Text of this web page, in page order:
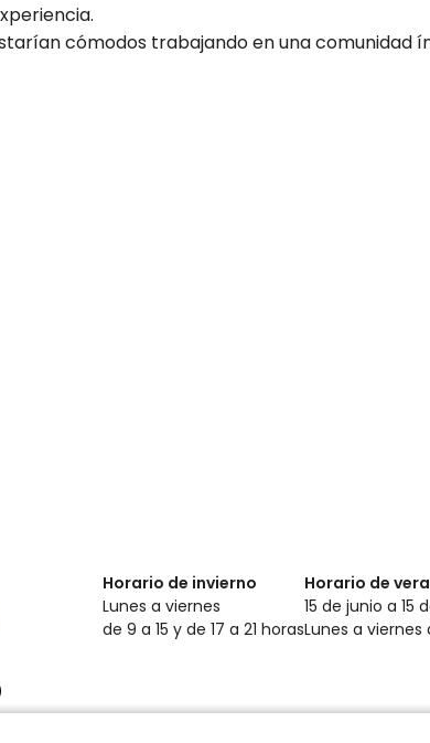
cómodos trabajando en una comunidad
Horario de invierno
Lunes a viernes
de 9 a 15 y de 17 a 21 horas
Horario de
15 de junio a 15
Lunes a viernes